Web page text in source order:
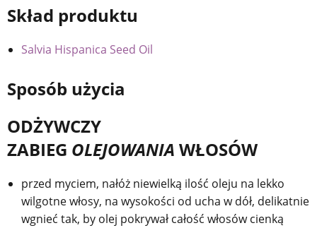
Skład produktu
Salvia Hispanica Seed Oil
Sposób użycia
ODŻYWCZY
ZABIEG OLEJOWANIA WŁOSÓW
przed myciem, nałóż niewielką ilość oleju na lekko
wilgotne włosy, na wysokości od ucha w dół, delikatnie
wgnieć tak, by olej pokrywał całość włosów cienką